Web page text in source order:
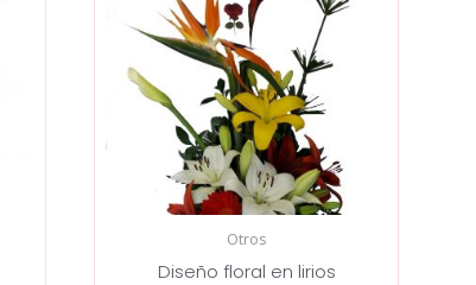
Otros
Diseño floral en lirios